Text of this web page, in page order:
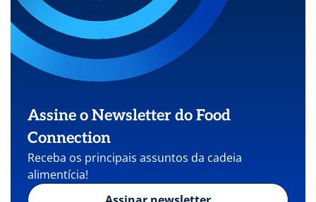
Assine o Newsletter do Food
Connection
Receba os principais assuntos da cadeia
alimentícia!